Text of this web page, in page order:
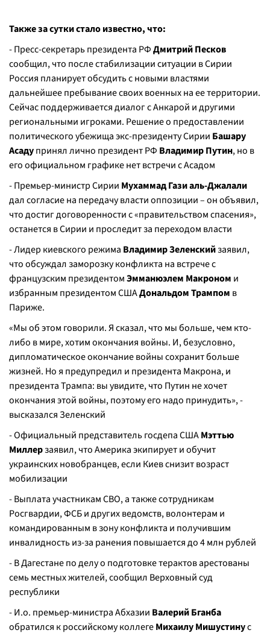
Также за сутки стало известно, что:
- Пресс-секретарь президента РФДмитрий Песков
сообщил, что после стабилизации ситуации в Сирии
Россия планирует обсудить с новыми властями
дальнейшее пребывание своих военных на ее территории.
Сейчас поддерживается диалог с Анкарой и другими
региональными игроками. Решение о предоставлении
политического убежища экс-президенту Сирии Башару
Асадупринял лично президент РФ Владимир Путин, но в
его официальном графике нет встречи с Асадом
- Премьер-министр Сирии Мухаммад Гази аль-Джалали
дал согласие на передачу власти оппозиции – он объявил,
что достиг договоренности с «правительством спасения»,
останется в Сирии и проследит за переходом власти
- Лидер киевского режима Владимир Зеленскийзаявил,
что обсуждал заморозку конфликта на встрече с
французским президентомЭмманюэлем Макроном и
избранным президентом СШАДональдом Трампом в
Париже.
«Мы об этом говорили. Я сказал, что мы больше, чем кто-
либо в мире, хотим окончания войны. И, безусловно,
дипломатическое окончание войны сохранит больше
жизней. Но я предупредил и президента Макрона, и
президента Трампа: вы увидите, что Путин не хочет
окончания этой войны, поэтому его надо принудить», -
высказался Зеленский
- Официальный представитель госдепа СШАМэттью
Миллерзаявил, что Америка экипирует и обучит
украинских новобранцев, если Киев снизит возраст
мобилизации
- Выплата участникам СВО, а также сотрудникам
Росгвардии, ФСБ и других ведомств, волонтерам и
командированным в зону конфликта и получившим
инвалидность из-за ранения повышается до 4 млн рублей
- В Дагестане по делу о подготовке терактов арестованы
семь местных жителей, сообщил Верховный суд
республики
- И.о. премьер-министра Абхазии Валерий Бганба
обратился к российскому коллегеМихаилу Мишустинус